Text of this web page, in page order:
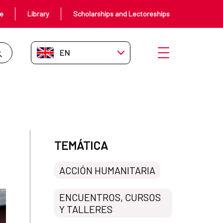
y la práctica
Library Scholarships and Lectoreships
EN-GB Open menu
TEMÁTICA
ACCIÓN HUMANITARIA
ENCUENTROS, CURSOS
Y TALLERES